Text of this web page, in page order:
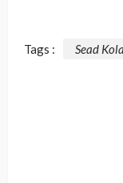
Tags : Sead